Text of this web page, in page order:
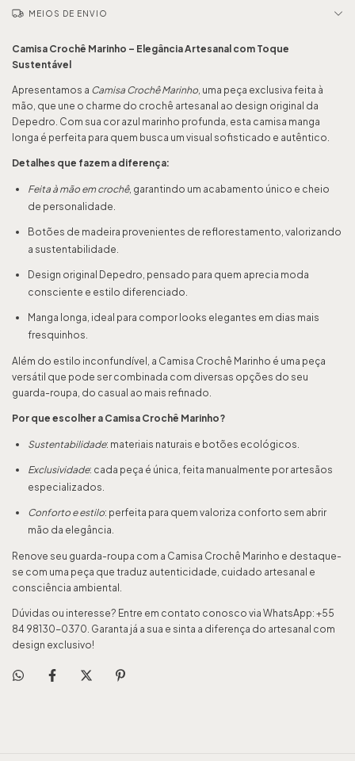
MEIOS DE ENVIO
Camisa Crochê Marinho – Elegância Artesanal com Toque
Sustentável
Apresentamos a Camisa Crochê Marinho, uma peça exclusiva feita à
mão, que une o charme do crochê artesanal ao design original da
Depedro. Com sua cor azul marinho profunda, esta camisa manga
longa é perfeita para quem busca um visual sofisticado e autêntico.
Detalhes que fazem a diferença:
Feita à mão em crochê, garantindo um acabamento único e cheio
de personalidade.
Botões de madeira provenientes de reflorestamento, valorizando
a sustentabilidade.
Design original Depedro, pensado para quem aprecia moda
consciente e estilo diferenciado.
Manga longa, ideal para compor looks elegantes em dias mais
fresquinhos.
Além do estilo inconfundível, a Camisa Crochê Marinho é uma peça
versátil que pode ser combinada com diversas opções do seu
guarda-roupa, do casual ao mais refinado.
Por que escolher a Camisa Crochê Marinho?
Sustentabilidade: materiais naturais e botões ecológicos.
Exclusividade: cada peça é única, feita manualmente por artesãos
especializados.
Conforto e estilo: perfeita para quem valoriza conforto sem abrir
mão da elegância.
Renove seu guarda-roupa com a Camisa Crochê Marinho e destaque-
se com uma peça que traduz autenticidade, cuidado artesanal e
consciência ambiental.
Dúvidas ou interesse? Entre em contato conosco via WhatsApp: +55
84 98130-0370. Garanta já a sua e sinta a diferença do artesanal com
design exclusivo!